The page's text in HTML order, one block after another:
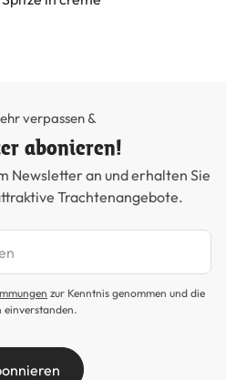
verpassen &
abonieren!
Newsletter an und erhalten Sie
Trachtenangebote.
zur Kenntnis genommen und die
einverstanden.